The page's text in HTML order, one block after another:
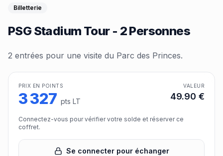
Billetterie
PSG Stadium Tour - 2 Personnes
2 entrées pour une visite du Parc des Princes.
PRIX EN POINTS
3 327 pts LT
VALEUR
49.90 €
Connectez-vous pour vérifier votre solde et réserver ce
coffret.
Se connecter pour échanger